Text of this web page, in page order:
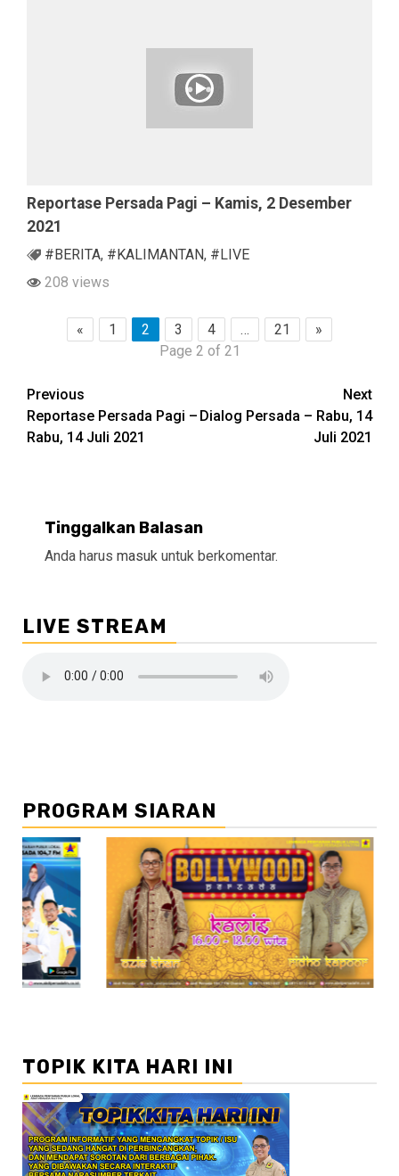
Reportase Persada Pagi – Kamis, 2 Desember
2021
#BERITA, #KALIMANTAN, #LIVE
208 views
« 1 2 3 4 … 21
»
Page 2 of 21
Continue
Reading
Previous
Reportase Persada Pagi –
Rabu, 14 Juli 2021
Next
Dialog Persada – Rabu, 14
Juli 2021
Tinggalkan Balasan
Anda harus masuk untuk berkomentar.
LIVE STREAM
PROGRAM SIARAN
//2 //3
TOPIK KITA HARI INI